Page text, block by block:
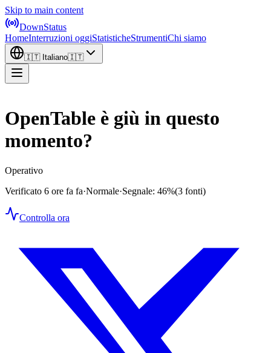
Skip to main content
DownStatus
HomeInterruzioni oggiStatisticheStrumentiChi siamo
🇮🇹 Italiano🇮🇹
OpenTable è giù in questo
momento?
Operativo
Verificato 6 ore fa fa·Normale·Segnale: 46%(3 fonti)
Controlla ora